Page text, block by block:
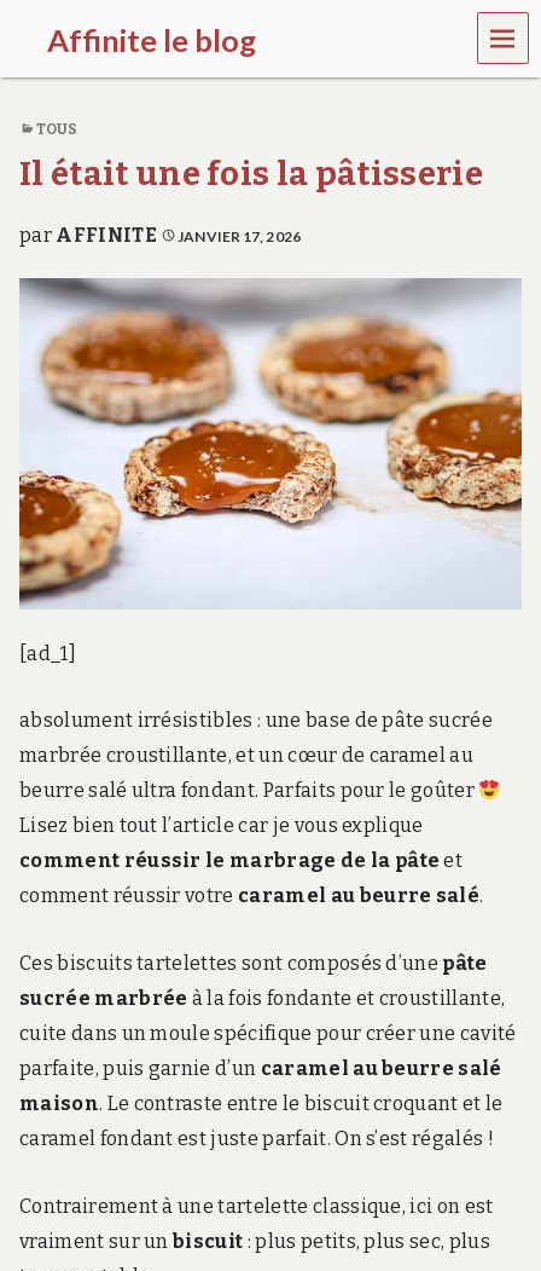
Affinite le blog
e
p
l
u
s
i
…
MEN
U
TOUS
Il était une fois la pâtisserie
par AFFINITE JANVIER 17, 2026
[ad_1]
absolument irrésistibles : une base de pâte sucrée
marbrée croustillante, et un cœur de caramel au
beurre salé ultra fondant. Parfaits pour le goûter
Lisez bien tout l’article car je vous explique
comment réussir le marbrage de la pâte et
comment réussir votre caramel au beurre salé.
Ces biscuits tartelettes sont composés d’une pâte
sucrée marbrée à la fois fondante et croustillante,
cuite dans un moule spécifique pour créer une cavité
parfaite, puis garnie d’un caramel au beurre salé
maison. Le contraste entre le biscuit croquant et le
caramel fondant est juste parfait. On s’est régalés !
Contrairement à une tartelette classique, ici on est
vraiment sur unbiscuit : plus petits, plus sec, plus